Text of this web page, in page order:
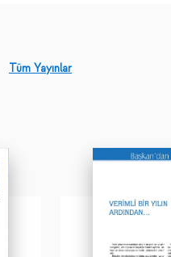
Tüm Yayınlar